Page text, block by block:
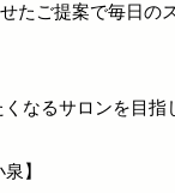
たご提案で毎日の
なるサロンを目
】